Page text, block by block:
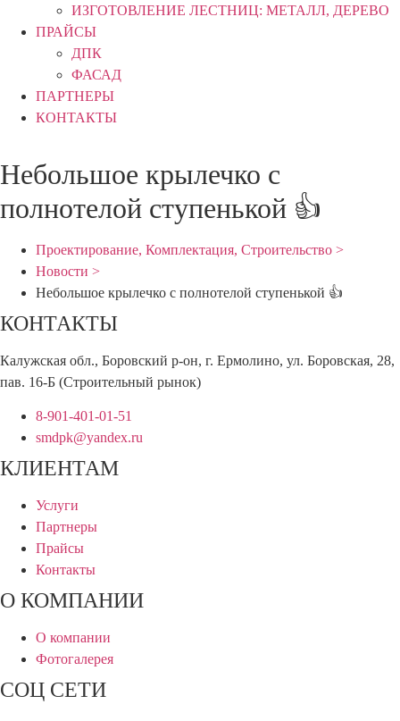
ИЗГОТОВЛЕНИЕ ЛЕСТНИЦ: МЕТАЛЛ, ДЕРЕВО
ПРАЙСЫ
ДПК
ФАСАД
ПАРТНЕРЫ
КОНТАКТЫ
Небольшое крылечко с
полнотелой ступенькой 👍
Проектирование, Комплектация, Строительство >
Новости >
Небольшое крылечко с полнотелой ступенькой 👍
КОНТАКТЫ
Калужская обл., Боровский р-он, г. Ермолино, ул. Боровская, 28,
пав. 16-Б (Строительный рынок)
8-901-401-01-51
smdpk@yandex.ru
КЛИЕНТАМ
Услуги
Партнеры
Прайсы
Контакты
О КОМПАНИИ
О компании
Фотогалерея
СОЦ СЕТИ